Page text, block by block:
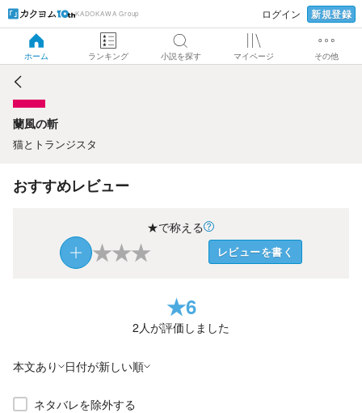
KADOKAWA Group ログイン 新規登録
ホーム ランキング 小説を探す マイページ その他
蘭風の斬
蘭風の斬
猫とトランジスタ
おすすめレビュー
★で称える
★★★ レビューを書く
★6
2人が評価しました
本文あり 日付が新しい順
ネタバレを除外する